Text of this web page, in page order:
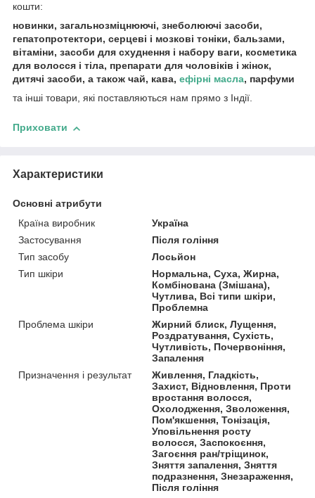
кошти:
новинки, загальнозміцнюючі, знеболюючі засоби,
гепатопротектори, серцеві і мозкові тоніки, бальзами,
вітаміни, засоби для схуднення і набору ваги, косметика
для волосся і тіла, препарати для чоловіків і жінок,
дитячі засоби, а також чай, кава, ефірні масла, парфуми
та інші товари, які поставляються нам прямо з Індії.
Приховати
Характеристики
Основні атрибути
Країна виробник
Україна
Застосування
Після гоління
Тип засобу
Лосьйон
Тип шкіри
Нормальна, Суха, Жирна,
Комбінована (Змішана),
Чутлива, Всі типи шкіри,
Проблемна
Проблема шкіри
Жирний блиск, Лущення,
Роздратування, Сухість,
Чутливість, Почервоніння,
Запалення
Призначення і результат
Живлення, Гладкість,
Захист, Відновлення, Проти
вростання волосся,
Охолодження, Зволоження,
Пом'якшення, Тонізація,
Уповільнення росту
волосся, Заспокоєння,
Загоєння ран/тріщинок,
Зняття запалення, Зняття
подразнення, Знезараження,
Після гоління